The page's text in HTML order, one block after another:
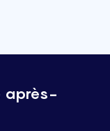
après-